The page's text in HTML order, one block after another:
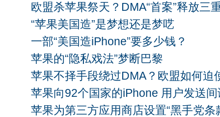
欧盟杀苹果祭天？DMA“首案”释放三
“苹果美国造”是梦想还是梦呓
一部“美国造iPhone”要多少钱？
苹果的“隐私戏法”梦断巴黎
苹果不择手段绕过DMA？欧盟如何迫
苹果向92个国家的iPhone 用户发送
苹果为第三方应用商店设置“黑手党条